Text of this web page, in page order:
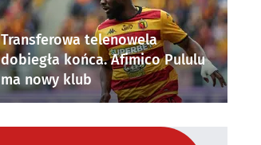
Transferowa telenowela
dobiegła końca. Afimico Pululu
ma nowy klub